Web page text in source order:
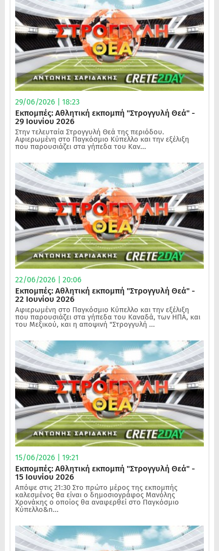
29/06/2026 | 18:23
Εκπομπές: Αθλητική εκπομπή "Στρογγυλή Θεά" -
29 Ιουνίου 2026
Στην τελευταία Στρογγυλή Θεά της περιόδου.
Αφιερωμένη στο Παγκόσμιο Κύπελλο και την εξέλιξη
που παρουσιάζει στα γήπεδα του Καν...
22/06/2026 | 20:06
Εκπομπές: Αθλητική εκπομπή "Στρογγυλή Θεά" -
22 Ιουνίου 2026
Αφιερωμένη στο Παγκόσμιο Κύπελλο και την εξέλιξη
που παρουσιάζει στα γήπεδα του Καναδά, των ΗΠΑ, και
του Μεξικού, και η αποψινή "Στρογγυλή ...
15/06/2026 | 19:21
Εκπομπές: Αθλητική εκπομπή "Στρογγυλή Θεά" -
15 Ιουνίου 2026
Απόψε στις 21:30 Στο πρώτο μέρος της εκπομπής
καλεσμένος θα είναι ο δημοσιογράφος Μανόλης
Χρονάκης ο οποίος θα αναφερθεί στο Παγκόσμιο
Κύπελλο&n...